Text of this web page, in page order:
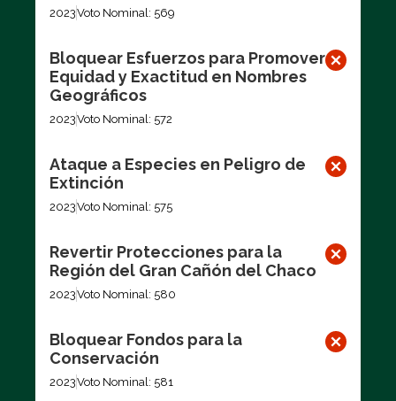
2023Voto Nominal: 569
Bloquear Esfuerzos para Promover
Equidad y Exactitud en Nombres
Geográficos
2023Voto Nominal: 572
Ataque a Especies en Peligro de
Extinción
2023Voto Nominal: 575
Revertir Protecciones para la
Región del Gran Cañón del Chaco
2023Voto Nominal: 580
Bloquear Fondos para la
Conservación
2023Voto Nominal: 581